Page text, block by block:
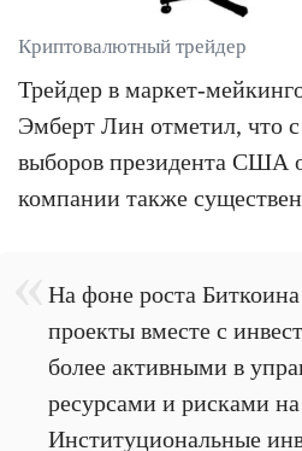
Криптовалютный трейдер
Трейдер в маркет-
Эмберт Лин отметил, что
выборов президента США
компании также
На фоне роста
проекты вместе с
более активными в
ресурсами и рисками
Институциональные